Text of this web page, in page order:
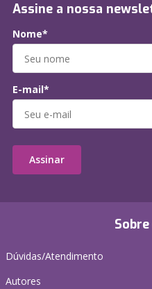
Dúvidas/Atendimento
Autores
Assine a nossa
Nome*
E-mail*
Assinar